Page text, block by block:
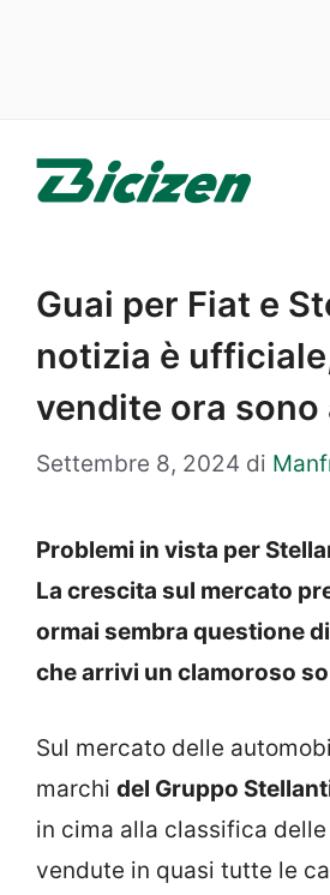
Guai per Fiat e
notizia è
vendite ora sono
Settembre 8, 2024 di
Problemi in vista per
La crescita sul mercato
ormai sembra questione
che arrivi un clamoroso
Sul mercato delle
marchi del Gruppo
in cima alla classifica
vendute in quasi tutte le